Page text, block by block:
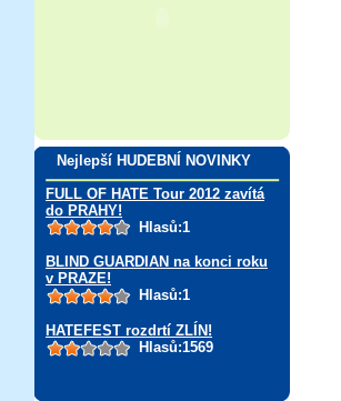
Nejlepší HUDEBNÍ NOVINKY
FULL OF HATE Tour 2012 zavítá
do PRAHY!
Hlasů:1
BLIND GUARDIAN na konci roku
v PRAZE!
Hlasů:1
HATEFEST rozdrtí ZLÍN!
Hlasů:1569